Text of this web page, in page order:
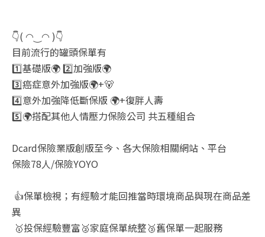
👇( ◠‿◠ )👇
目前流行的罐頭保單有
1️⃣基礎版🌍 2️⃣加強版🌍
3️⃣癌症意外加強版🌍+🐻
4️⃣意外加強降低斷保版 🌍+復胖人壽
5️⃣🌍搭配其他人情壓力保險公司 共五種組合
Dcard保險業版創版至今、各大保險相關網站、平台
保險78人/保險YOYO
👍保單檢視；有經驗才能回推當時環境商品與現在商品差
異
🥇投保經驗豐富🥈家庭保單統整🥉舊保單一起服務